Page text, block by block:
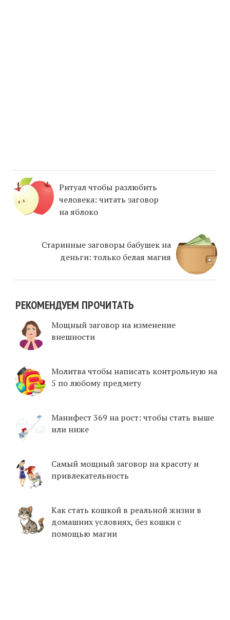
Ритуал чтобы разлюбить
человека: читать заговор
на яблоко
Старинные заговоры бабушек на
деньги: только белая магия
РЕКОМЕНДУЕМ ПРОЧИТАТЬ
Мощный заговор на изменение
внешности
Молитва чтобы написать контрольную на
5 по любому предмету
Манифест 369 на рост: чтобы стать выше
или ниже
Самый мощный заговор на красоту и
привлекательность
Как стать кошкой в реальной жизни в
домашних условиях, без кошки с
помощью магии